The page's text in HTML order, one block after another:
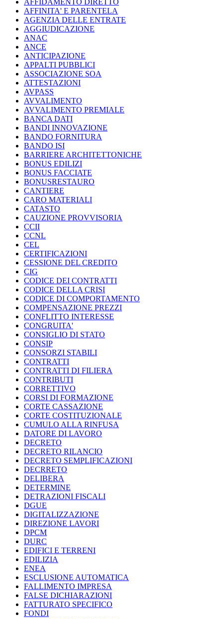
AFFINITA' E PARENTELA
AGENZIA DELLE ENTRATE
AGGIUDICAZIONE
ANAC
ANCE
ANTICIPAZIONE
APPALTI PUBBLICI
ASSOCIAZIONE SOA
ATTESTAZIONI
AVPASS
AVVALIMENTO
AVVALIMENTO PREMIALE
BANCA DATI
BANDI INNOVAZIONE
BANDO FORNITURA
BANDO ISI
BARRIERE ARCHITETTONICHE
BONUS EDILIZI
BONUS FACCIATE
BONUSRESTAURO
CANTIERE
CARO MATERIALI
CATASTO
CAUZIONE PROVVISORIA
CCII
CCNL
CEL
CERTIFICAZIONI
CESSIONE DEL CREDITO
CIG
CODICE DEI CONTRATTI
CODICE DELLA CRISI
CODICE DI COMPORTAMENTO
COMPENSAZIONE PREZZI
CONFLITTO INTERESSE
CONGRUITA'
CONSIGLIO DI STATO
CONSIP
CONSORZI STABILI
CONTRATTI
CONTRATTI DI FILIERA
CONTRIBUTI
CORRETTIVO
CORSI DI FORMAZIONE
CORTE CASSAZIONE
CORTE COSTITUZIONALE
CUMULO ALLA RINFUSA
DATORE DI LAVORO
DECRETO
DECRETO RILANCIO
DECRETO SEMPLIFICAZIONI
DECRRETO
DELIBERA
DETERMINE
DETRAZIONI FISCALI
DGUE
DIGITALIZZAZIONE
DIREZIONE LAVORI
DPCM
DURC
EDIFICI E TERRENI
EDILIZIA
ENEA
ESCLUSIONE AUTOMATICA
FALLIMENTO IMPRESA
FALSE DICHIARAZIONI
FATTURATO SPECIFICO
FONDI